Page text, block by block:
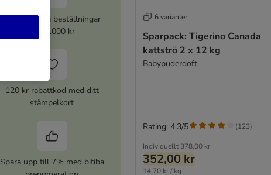
5% rabatt på beställningar
över 1000 kr
120 kr rabattkod med ditt
stämpelkort
Spara upp till 7% med bitiba
6 varianter
Sparpack: Tigerino Canada
kattströ 2 x 12 kg
Babypuderdoft
Individuellt 378,00 kr
352,00 kr
14,70 kr / kg
Rating: 4.3/5 (123)